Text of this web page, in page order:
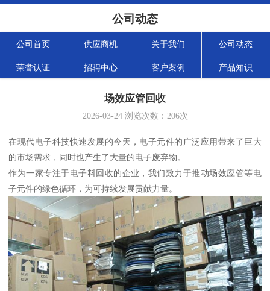
公司动态
公司首页 供应商机 关于我们 公司动态
荣誉认证 招聘中心 客户案例 产品知识
场效应管回收
2026-03-24浏览次数： 206次
在现代电子科技快速发展的今天，电子元件的广泛应用带来了巨大
的市场需求，同时也产生了大量的电子废弃物。
作为一家专注于电子料回收的企业，我们致力于推动场效应管等电
子元件的绿色循环，为可持续发展贡献力量。